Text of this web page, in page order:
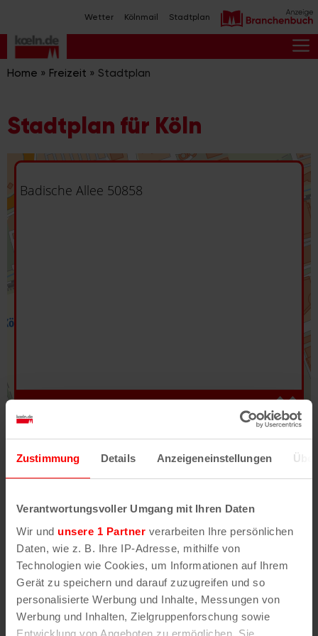
Zustimmung Details Anzeigeneinstellungen
Verantwortungsvoller Umgang mit Ihren Daten
Wir und unsere 1 Partner verarbeiten Ihre persönlichen
Daten, wie z. B. Ihre IP-Adresse, mithilfe von
Technologien wie Cookies, um Informationen auf Ihrem
Gerät zu speichern und darauf zuzugreifen und so
personalisierte Werbung und Inhalte, Messungen von
Werbung und Inhalten, Zielgruppenforschung sowie
Entwicklung von Angeboten zu ermöglichen. Sie
Inhalt
springen
Wetter Kölnmail Stadtplan
Home » Freizeit » Stadtplan
Stadtplan für Köln
Fehler/Problem melden
Darstellung des RVR-Kartenwerks
Stadtplanwerk
erhältst Du unsere koeln.de-Karte mit vielen
weiteren Details wie z.B. Hausnummern.
Unser Stadtplan basiert auf Daten des
OpenStreetMap
-Projekts (
© OpenStreetMap
Mitwirkende
) und von OpenCycleMap.org